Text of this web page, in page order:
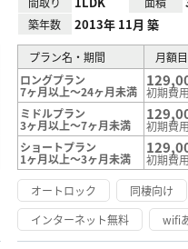
築年数 2013年 11月 築
プラン名・期間
月額
ロングプラン
7ヶ月以上～24ヶ月未満
初期費
ミドルプラン
3ヶ月以上～7ヶ月未満
初期費
ショートプラン
1ヶ月以上～3ヶ月未満
初期費
オートロック
同棲向け
インターネット無料
wifi